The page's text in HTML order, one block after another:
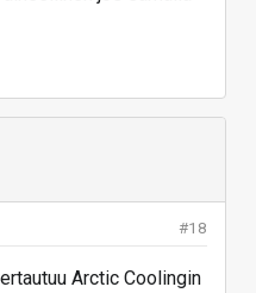
#18
Arctic Coolingin